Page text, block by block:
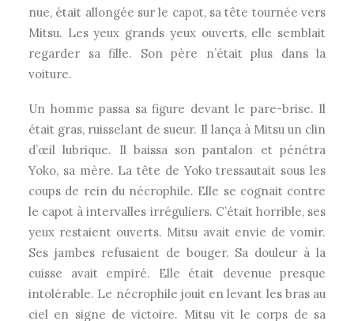
nue, était allongée sur le capot, sa tête tournée vers
Mitsu. Les yeux grands yeux ouverts, elle semblait
regarder sa fille. Son père n’était plus dans la
voiture.
Un homme passa sa figure devant le pare-brise. Il
était gras, ruisselant de sueur. Il lança à Mitsu un clin
d’œil lubrique. Il baissa son pantalon et pénétra
Yoko, sa mère. La tête de Yoko tressautait sous les
coups de rein du nécrophile. Elle se cognait contre
le capot à intervalles irréguliers. C’était horrible, ses
yeux restaient ouverts. Mitsu avait envie de vomir.
Ses jambes refusaient de bouger. Sa douleur à la
cuisse avait empiré. Elle était devenue presque
intolérable. Le nécrophile jouit en levant les bras au
ciel en signe de victoire. Mitsu vit le corps de sa